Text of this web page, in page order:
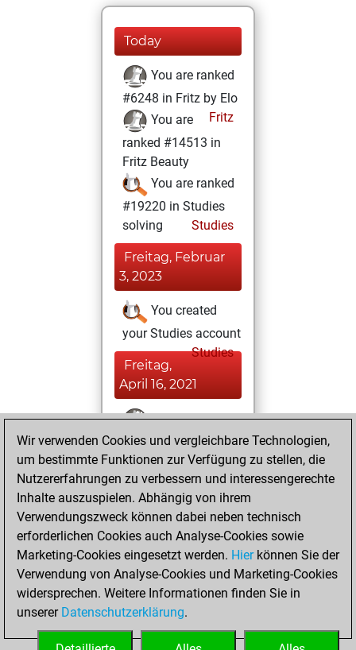
Today
You are ranked
#6248 in Fritz by Elo
Fritz
You are
ranked #14513 in
Fritz Beauty
You are ranked
#19220 in Studies
solving
Studies
Freitag, Februar
3, 2023
You created
your Studies account
Studies
Freitag,
April 16, 2021
You won
against Fritz
Fritz
You achieved a
BeautyScore of 10
You achieved a
new Elo of 1614
Montag, März 29,
2021
You created
your Fritz account
Wir verwenden Cookies und vergleichbare Technologien,
um bestimmte Funktionen zur Verfügung zu stellen, die
Nutzererfahrungen zu verbessern und interessengerechte
Inhalte auszuspielen. Abhängig von ihrem
Verwendungszweck können dabei neben technisch
erforderlichen Cookies auch Analyse-Cookies sowie
Marketing-Cookies eingesetzt werden. Hierkönnen Sie der
Verwendung von Analyse-Cookies und Marketing-Cookies
widersprechen. Weitere Informationen finden Sie in
unserer Datenschutzerklärung.